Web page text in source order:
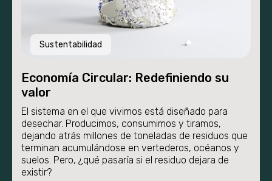
Sustentabilidad
Economía Circular: Redefiniendo su
valor
El sistema en el que vivimos está diseñado para
desechar. Producimos, consumimos y tiramos,
dejando atrás millones de toneladas de residuos que
terminan acumulándose en vertederos, océanos y
suelos. Pero, ¿qué pasaría si el residuo dejara de
existir?